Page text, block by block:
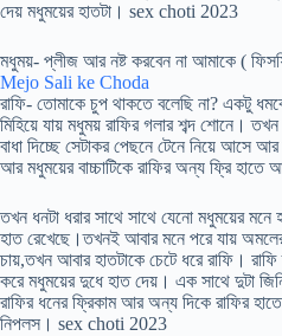
দেয় মধুময়ের হাতটা। sex choti 2023
মধুময়- প্লীজ আর নষ্ট করবেন না আমাকে (
Mejo Sali ke Choda
রাফি- তোমাকে চুপ থাকতে বলেছি না? একটু
মিহিয়ে যায় মধুময় রাফির গলার শব্দ শোনে। তখন
বাধা দিচ্ছে সেটাকর পেছনে টেনে নিয়ে আসে
আর মধুময়ের বাচ্চাটিকে রাফির অন্য ফ্রি হাতে
তখন ধনটা ধরার সাথে সাথে যেনো মধুময়ের
হাত রেখেছে।তখনই আবার মনে পরে যায়
চায়,তখন আবার হাতটাকে চেটে ধরে রাফি।
করে মধুময়ের দুধে হাত দেয়। এক সাথে দুটা
রাফির ধনের ফ্রিকাম আর অন্য দিকে রাফির
নিপলস। sex choti 2023